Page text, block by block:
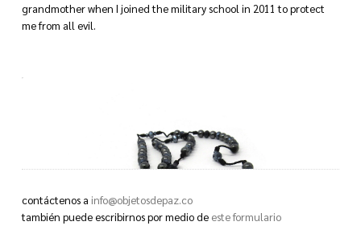
grandmother when I joined the military school in 2011 to protect
me from all evil.
contáctenos a info@objetosdepaz.co
también puede escribirnos por medio de este formulario